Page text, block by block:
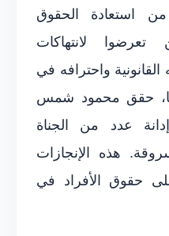
استعادة الحقوق
تعرضوا لانتهاكات
واحترافه في
حقق محمود شمس
عدد من الجناة
هذه الإنجازات
حقوق الأفراد في